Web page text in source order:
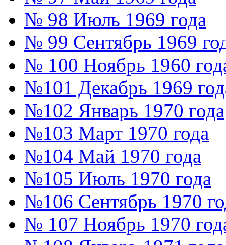
№ 98 Июль 1969 года
№ 99 Сентябрь 1969
№ 100 Ноябрь 1960
№101 Декабрь 1969
№102 Январь 1970 года
№103 Март 1970 года
№104 Май 1970 года
№105 Июль 1970 года
№106 Сентябрь 1970
№ 107 Ноябрь 1970